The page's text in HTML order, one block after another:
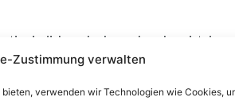
Zustimmung verwalten
verwenden wir Technologien wie Cookies,
nach oben schrauben, ist das
zu achten“, kommentiert Dr.
schiebt das